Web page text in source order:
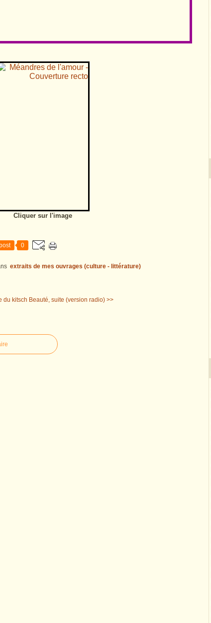
Cliquer sur l'image
0
extraits de mes ouvrages (culture - littérature)
du kitsch Beauté, suite (version radio) >>